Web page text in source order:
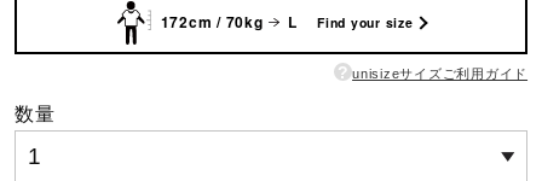
柔道 172cm / 70kg L Find your size
? unisizeサイズご利用ガイド
数量